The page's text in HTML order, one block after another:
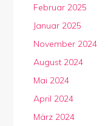
Februar 2025
Januar 2025
November 2024
August 2024
Mai 2024
April 2024
März 2024